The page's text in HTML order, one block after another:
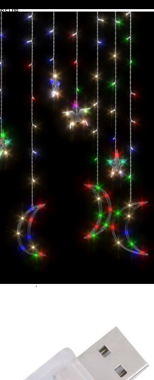
луни с дистанционно 138
from credit institutions
е с информационна цел.
си с бутона "Добави в
ще можете да изберете броя
Adăugați produsul în
veți putea selecta detaliile
е с информационна цел.
си с бутона "Добави в
ще можете да изберете броя
е с информационна цел.
е с информационна цел.
си с бутона "Добави в
ще можете да изберете броя